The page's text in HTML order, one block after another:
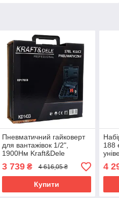
Пневматичний гайковерт
для вантажівок 1/2",
1900Нм Kraft&Dele
KD1433 гайковерт
пневматичний ударний
3 739₴ 4 616,05 ₴
Купити
188
4